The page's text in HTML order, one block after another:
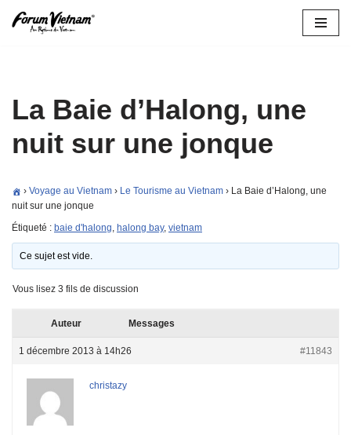
La Baie d’Halong, une
nuit sur une jonque
› Voyage au Vietnam › Le Tourisme au Vietnam › La Baie d’Halong, une
nuit sur une jonque
Étiqueté : baie d'halong halong bay, vietnam
Ce sujet est vide.
Vous lisez 3 fils de discussion
Auteur Messages
1 décembre 2013 à 14h26 #11843
christazy